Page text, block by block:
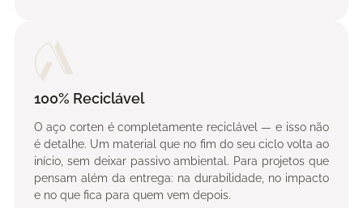
100% Reciclável
O aço corten é completamente reciclável — e isso não
é detalhe. Um material que no fim do seu ciclo volta ao
início, sem deixar passivo ambiental. Para projetos que
pensam além da entrega: na durabilidade, no impacto
e no que fica para quem vem depois.